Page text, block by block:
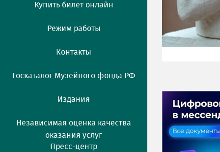
Купить билет онлайн
Режим работы
Контакты
Госкаталог Музейного фонда РФ
Издания
Независимая оценка качества
оказания услуг
Пресс-центр